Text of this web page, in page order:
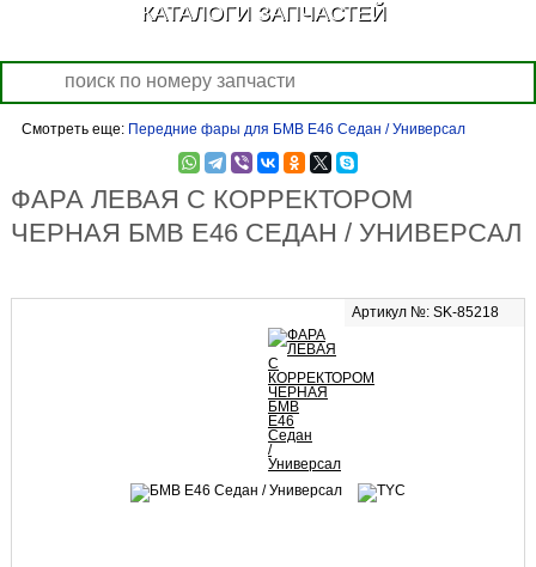
Смотреть еще: Передние фары для БМВ Е46 Седан / Универсал
ФАРА ЛЕВАЯ С КОРРЕКТОРОМ
ЧЕРНАЯ БМВ Е46 СЕДАН / УНИВЕРСАЛ
Артикул №: SK-85218
КАТАЛОГИ ЗАПЧАСТЕЙ